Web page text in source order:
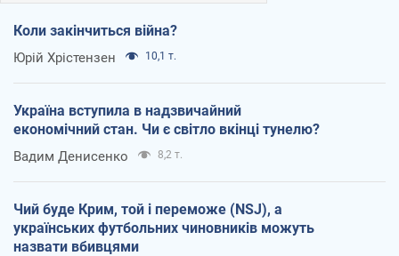
Коли закінчиться війна?
Юрій Хрістензен 10,1 т.
Україна вступила в надзвичайний
економічний стан. Чи є світло вкінці тунелю?
Вадим Денисенко 8,2 т.
Чий буде Крим, той і переможе (NSJ), а
українських футбольних чиновників можуть
назвати вбивцями